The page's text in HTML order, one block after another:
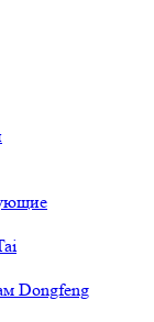
Dongfeng